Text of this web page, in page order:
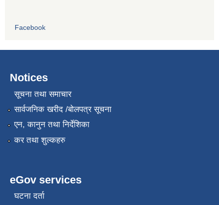
Facebook
Notices
सूचना तथा समाचार
सार्वजनिक खरीद /बोलपत्र सूचना
एन, कानुन तथा निर्देशिका
कर तथा शुल्कहरु
eGov services
घटना दर्ता